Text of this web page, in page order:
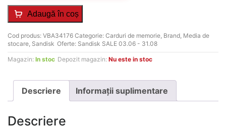
fost:
3.790 MDL.
Adaugă în coș
Cod produs: VBA34176 Categorie: Carduri de memorie, Brand, Media de
stocare, Sandisk Oferte: Sandisk SALE 03.06 - 31.08
Magazin: In stoc Depozit magazin: Nu este in stoc
Descriere Informații suplimentare
Descriere